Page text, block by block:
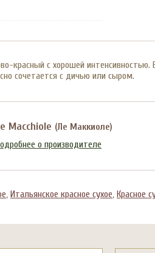
красный с хорошей
сочетается с дичью или сыром.
Macchiole (Ле Маккиоле)
о производителе
, Итальянское красное сухое, Красное